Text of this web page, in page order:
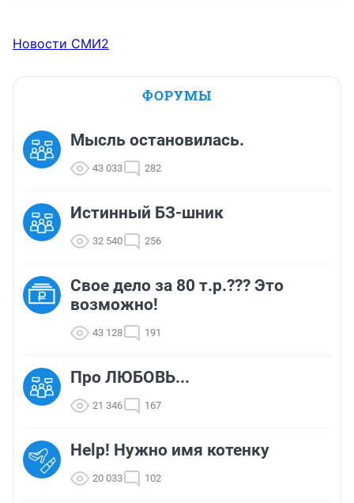
Новости СМИ2
ФОРУМЫ
Мысль остановилась.
43 033 282
Истинный БЗ-шник
32 540 256
Свое дело за 80 т.р.??? Это
возможно!
43 128 191
Про ЛЮБОВЬ...
21 346 167
Help! Нужно имя котенку
20 033 102